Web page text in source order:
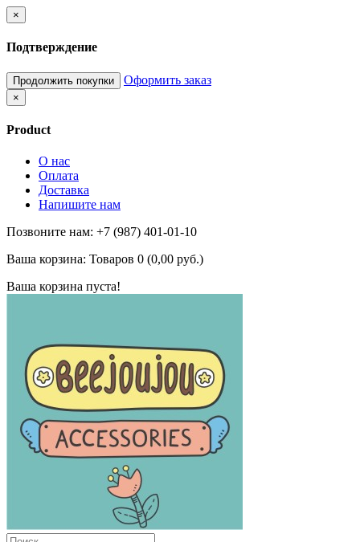
×
Подтверждение
Продолжить покупки Оформить заказ
×
Product
О нас
Оплата
Доставка
Напишите нам
Позвоните нам: +7 (987) 401-01-10
Ваша корзина: Товаров 0 (0,00 руб.)
Ваша корзина пуста!